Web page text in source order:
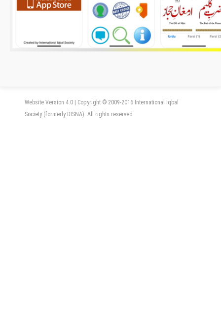
Website Version 4.0 | Copyright © 2009-2016 International Iqbal
Society (formerly DISNA). All rights reserved.